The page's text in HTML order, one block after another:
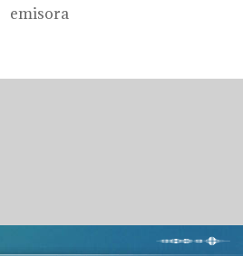
emisora